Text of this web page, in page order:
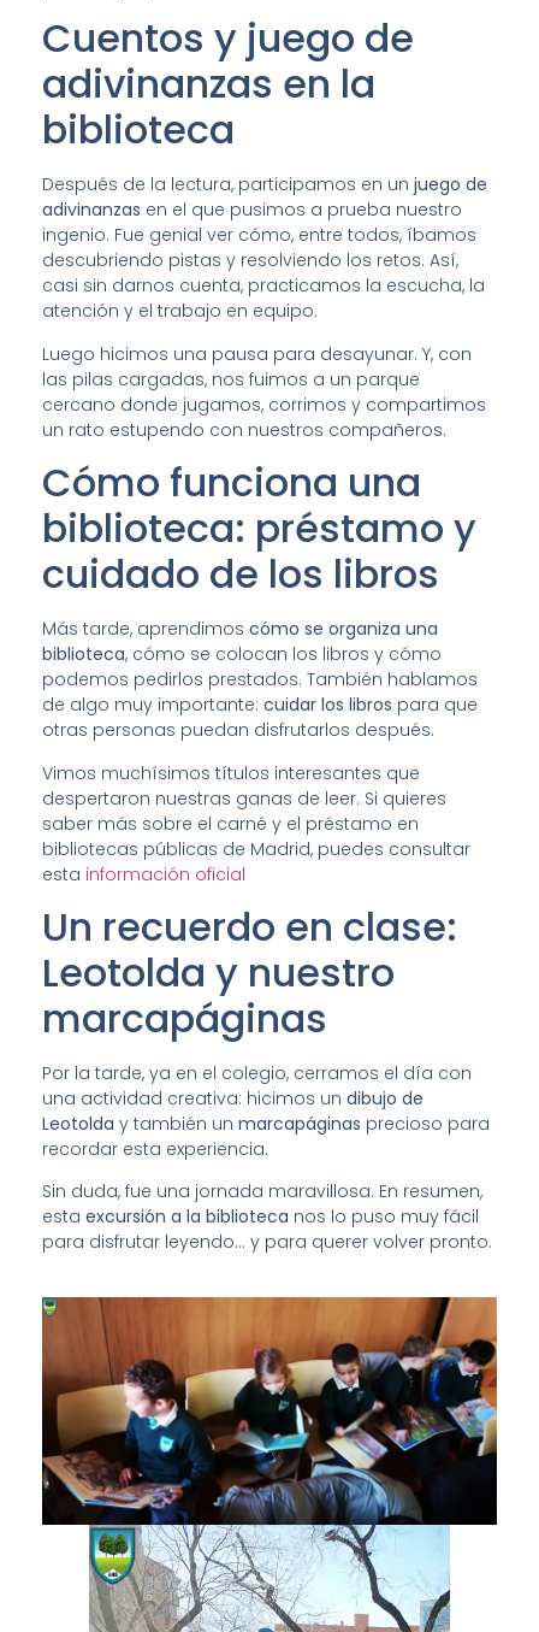
Cuentos y juego de
adivinanzas en la
biblioteca
Después de la lectura, participamos en un juego de
adivinanzas en el que pusimos a prueba nuestro
ingenio. Fue genial ver cómo, entre todos, íbamos
descubriendo pistas y resolviendo los retos. Así,
casi sin darnos cuenta, practicamos la escucha, la
atención y el trabajo en equipo.
Luego hicimos una pausa para desayunar. Y, con
las pilas cargadas, nos fuimos a un parque
cercano donde jugamos, corrimos y compartimos
un rato estupendo con nuestros compañeros.
Cómo funciona una
biblioteca: préstamo y
cuidado de los libros
Más tarde, aprendimos cómo se organiza una
biblioteca, cómo se colocan los libros y cómo
podemos pedirlos prestados. También hablamos
de algo muy importante: cuidar los libros para que
otras personas puedan disfrutarlos después.
Vimos muchísimos títulos interesantes que
despertaron nuestras ganas de leer. Si quieres
saber más sobre el carné y el préstamo en
bibliotecas públicas de Madrid, puedes consultar
esta información oficial
Un recuerdo en clase:
Leotolda y nuestro
marcapáginas
Por la tarde, ya en el colegio, cerramos el día con
una actividad creativa: hicimos un dibujo de
Leotolda y también un marcapáginas precioso para
recordar esta experiencia.
Sin duda, fue una jornada maravillosa. En resumen,
esta excursión a la biblioteca nos lo puso muy fácil
para disfrutar leyendo… y para querer volver pronto.